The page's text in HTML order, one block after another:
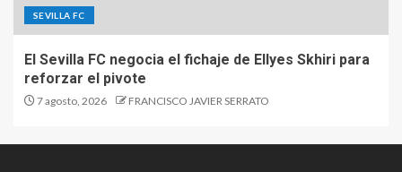
SEVILLA FC
El Sevilla FC negocia el fichaje de Ellyes Skhiri para
reforzar el pivote
7 agosto, 2026 FRANCISCO JAVIER SERRATO